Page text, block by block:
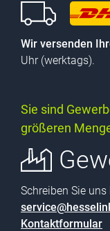
Wir versenden
Uhr (werktags).
Sie sind
größeren
Schreiben Sie uns
Kontaktformular